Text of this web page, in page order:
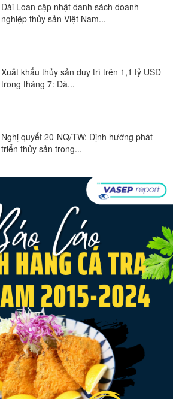
Đài Loan cập nhật danh sách doanh
nghiệp thủy sản Việt Nam...
Xuất khẩu thủy sản duy trì trên 1,1 tỷ USD
trong tháng 7: Đà...
Nghị quyết 20-NQ/TW: Định hướng phát
triển thủy sản trong...
Góp ý Dự thảo Luật An toàn thực phẩm
(sửa đổi)
Thuế Mục 301 và bài toán thích ứng của
tôm Việt tại thị...
Nguồn cung giảm, giá cá rô phi Trung
Quốc tiếp tục tăng
Xuất khẩu cá tra sang CPTPP: Mở rộng cơ